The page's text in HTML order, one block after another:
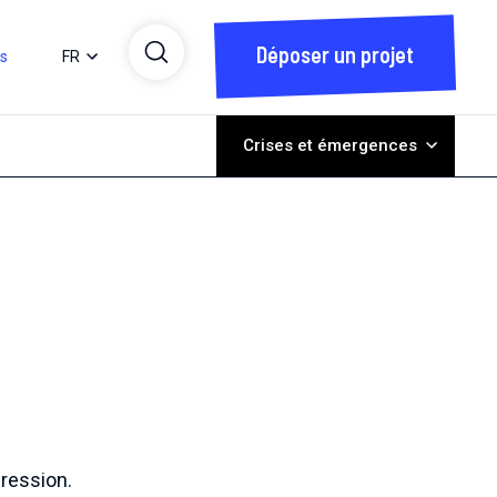
FR Déposer un projet
Crises et émergences